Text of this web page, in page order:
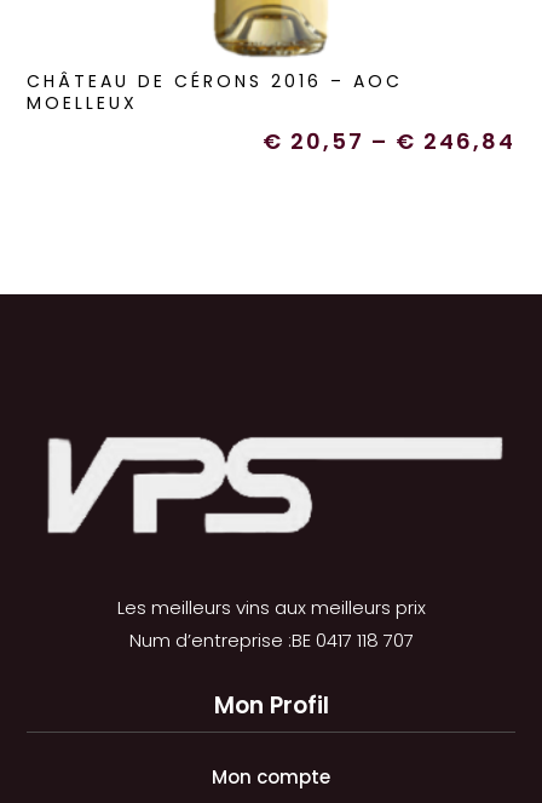
CHÂTEAU DE CÉRONS 2016 – AOC
MOELLEUX
€ 20,57 – € 246,84
Les meilleurs vins aux meilleurs prix
Num d’entreprise :BE 0417 118 707
Mon Profil
Mon compte